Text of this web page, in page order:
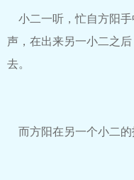
小二一听，忙自方阳手
声，在出来另一小二之
去。
而方阳在另一个小二的